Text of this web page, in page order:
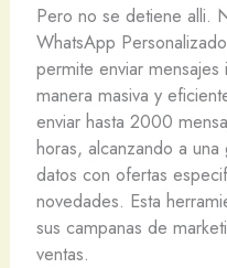
Pero no se detiene alli.
WhatsApp
permite enviar
manera masiva y
enviar hasta 2000
horas, alcanzando a
datos con ofertas
novedades. Esta
sus campanas de
ventas.